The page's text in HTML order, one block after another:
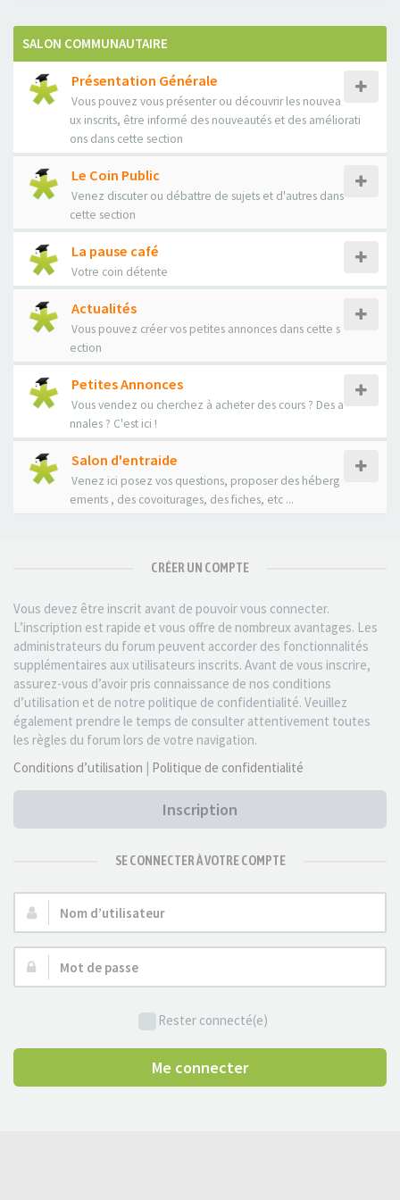
SALON COMMUNAUTAIRE
Présentation Générale
Vous pouvez vous présenter ou découvrir les nouvea
ux inscrits, être informé des nouveautés et des améliorati
ons dans cette section
Le Coin Public
Venez discuter ou débattre de sujets et d'autres dans
cette section
La pause café
Votre coin détente
Actualités
Vous pouvez créer vos petites annonces dans cette s
ection
Petites Annonces
Vous vendez ou cherchez à acheter des cours ? Des a
nnales ? C'est ici !
Salon d'entraide
Venez ici posez vos questions, proposer des héberg
ements , des covoiturages, des fiches, etc ...
CRÉER UN COMPTE
Vous devez être inscrit avant de pouvoir vous connecter.
L’inscription est rapide et vous offre de nombreux avantages. Les
administrateurs du forum peuvent accorder des fonctionnalités
supplémentaires aux utilisateurs inscrits. Avant de vous inscrire,
assurez-vous d’avoir pris connaissance de nos conditions
d’utilisation et de notre politique de confidentialité. Veuillez
également prendre le temps de consulter attentivement toutes
les règles du forum lors de votre navigation.
Conditions d’utilisation | Politique de confidentialité
Inscription
SE CONNECTER À VOTRE COMPTE
Nom
d’utilisateur :
Mot
de
Rester connecté(e)
Me connecter